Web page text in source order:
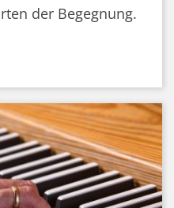
der Begegnung.